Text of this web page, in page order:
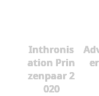
Inthronis
ation Prin
zenpaar 2
020